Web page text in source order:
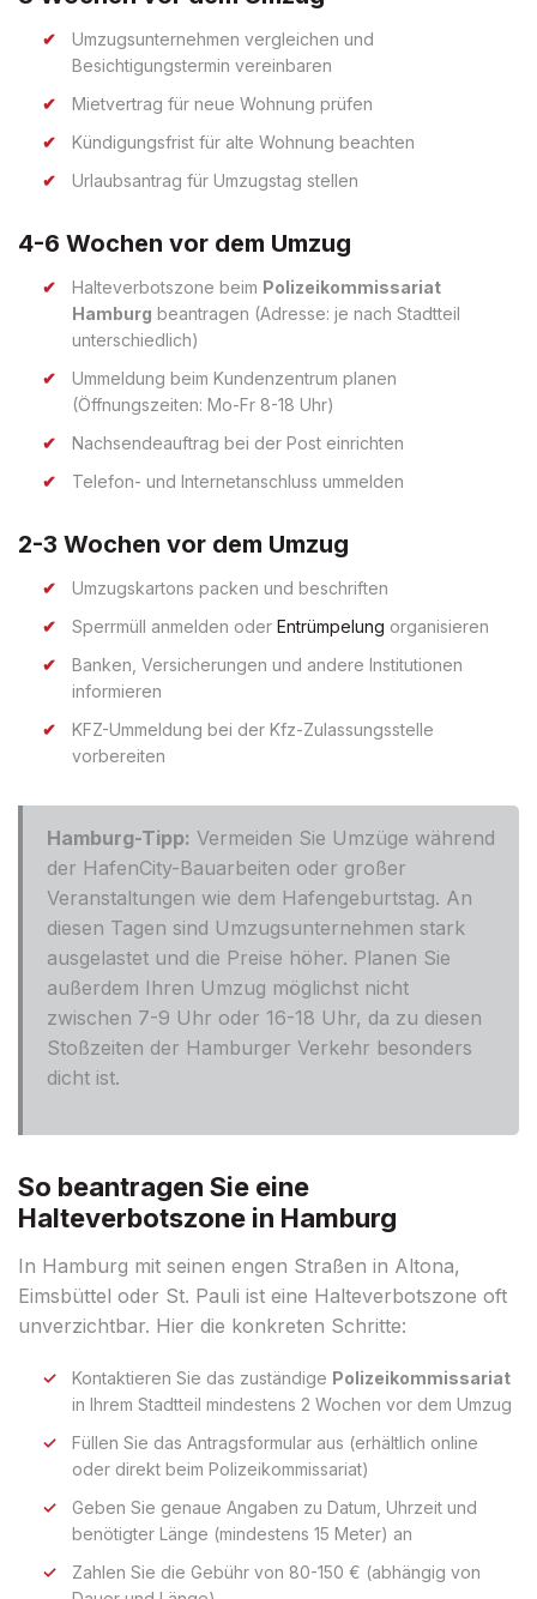
Umzugsunternehmen vergleichen und
Besichtigungstermin vereinbaren
Mietvertrag für neue Wohnung prüfen
Kündigungsfrist für alte Wohnung beachten
Urlaubsantrag für Umzugstag stellen
4-6 Wochen vor dem Umzug
Halteverbotszone beim Polizeikommissariat
Hamburg beantragen (Adresse: je nach Stadtteil
unterschiedlich)
Ummeldung beim Kundenzentrum planen
(Öffnungszeiten: Mo-Fr 8-18 Uhr)
Nachsendeauftrag bei der Post einrichten
Telefon- und Internetanschluss ummelden
2-3 Wochen vor dem Umzug
Umzugskartons packen und beschriften
Sperrmüll anmelden oder Entrümpelung organisieren
Banken, Versicherungen und andere Institutionen
informieren
KFZ-Ummeldung bei der Kfz-Zulassungsstelle
vorbereiten
Hamburg-Tipp: Vermeiden Sie Umzüge während
der HafenCity-Bauarbeiten oder großer
Veranstaltungen wie dem Hafengeburtstag. An
diesen Tagen sind Umzugsunternehmen stark
ausgelastet und die Preise höher. Planen Sie
außerdem Ihren Umzug möglichst nicht
zwischen 7-9 Uhr oder 16-18 Uhr, da zu diesen
Stoßzeiten der Hamburger Verkehr besonders
dicht ist.
So beantragen Sie eine
Halteverbotszone in Hamburg
In Hamburg mit seinen engen Straßen in Altona,
Eimsbüttel oder St. Pauli ist eine Halteverbotszone oft
unverzichtbar. Hier die konkreten Schritte:
Kontaktieren Sie das zuständige Polizeikommissariat
in Ihrem Stadtteil mindestens 2 Wochen vor dem Umzug
Füllen Sie das Antragsformular aus (erhältlich online
oder direkt beim Polizeikommissariat)
Geben Sie genaue Angaben zu Datum, Uhrzeit und
benötigter Länge (mindestens 15 Meter) an
Zahlen Sie die Gebühr von 80-150 € (abhängig von